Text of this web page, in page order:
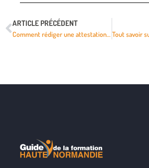
ARTICLE PRÉCÉDENT
Comment rédiger une attestation responsabilité civile étudiant ?